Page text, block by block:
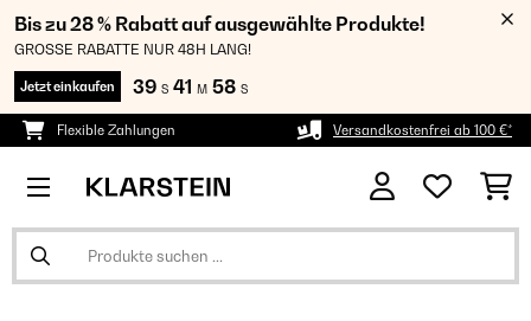
Bis zu 28 % Rabatt auf ausgewählte Produkte!
GROSSE RABATTE NUR 48H LANG!
Jetzt einkaufen 39 S 41 M 58 S
Flexible Zahlungen Versandkostenfrei ab 100 €*